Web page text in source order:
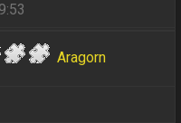
Aragorn